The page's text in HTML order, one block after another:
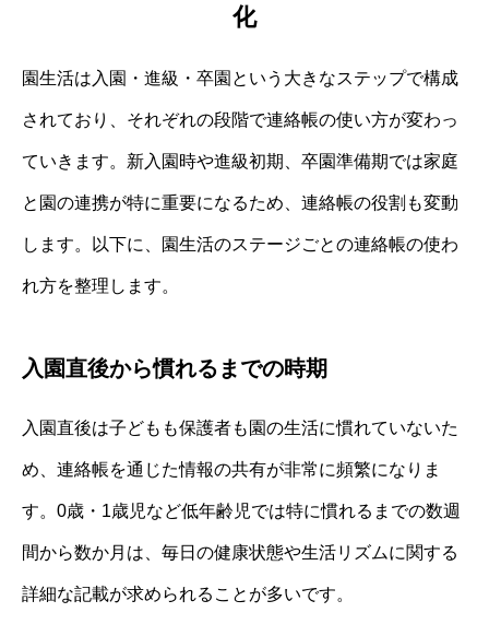
化
園生活は入園・進級・卒園という大きなステップで構成
されており、それぞれの段階で連絡帳の使い方が変わっ
ていきます。新入園時や進級初期、卒園準備期では家庭
と園の連携が特に重要になるため、連絡帳の役割も変動
します。以下に、園生活のステージごとの連絡帳の使わ
れ方を整理します。
入園直後から慣れるまでの時期
入園直後は子どもも保護者も園の生活に慣れていないた
め、連絡帳を通じた情報の共有が非常に頻繁になりま
す。0歳・1歳児など低年齢児では特に慣れるまでの数週
間から数か月は、毎日の健康状態や生活リズムに関する
詳細な記載が求められることが多いです。